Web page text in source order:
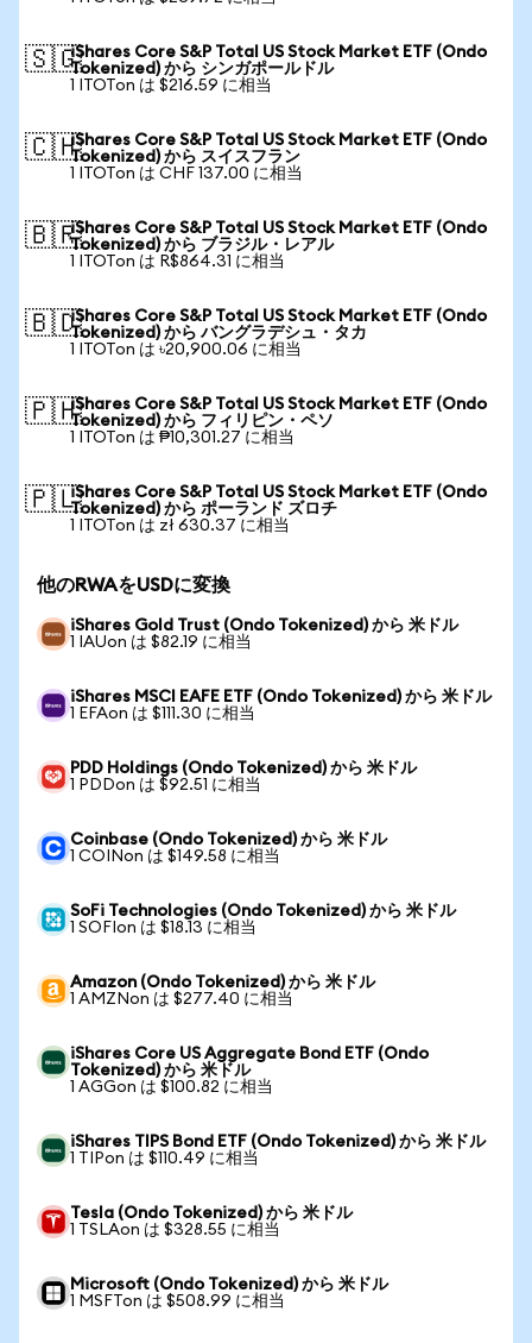
🇸🇬iShares Core S&P Total US Stock Market ETF (Ondo
Tokenized) から シンガポールドル
1 ITOTon は $216.59 に相当
🇨🇭iShares Core S&P Total US Stock Market ETF (Ondo
Tokenized) から スイスフラン
1 ITOTon は CHF 137.00 に相当
🇧🇷iShares Core S&P Total US Stock Market ETF (Ondo
Tokenized) から ブラジル・レアル
1 ITOTon は R$864.31 に相当
🇧🇩iShares Core S&P Total US Stock Market ETF (Ondo
Tokenized) から バングラデシュ・タカ
1 ITOTon は ৳20,900.06 に相当
🇵🇭iShares Core S&P Total US Stock Market ETF (Ondo
Tokenized) から フィリピン・ペソ
1 ITOTon は ₱10,301.27 に相当
🇵🇱iShares Core S&P Total US Stock Market ETF (Ondo
Tokenized) から ポーランド ズロチ
1 ITOTon は zł 630.37 に相当
他のRWAをUSDに変換
iShares Gold Trust (Ondo Tokenized) から 米ドル
1 IAUon は $82.19 に相当
iShares MSCI EAFE ETF (Ondo Tokenized) から 米ドル
1 EFAon は $111.30 に相当
PDD Holdings (Ondo Tokenized) から 米ドル
1 PDDon は $92.51 に相当
Coinbase (Ondo Tokenized) から 米ドル
1 COINon は $149.58 に相当
SoFi Technologies (Ondo Tokenized) から 米ドル
1 SOFIon は $18.13 に相当
Amazon (Ondo Tokenized) から 米ドル
1 AMZNon は $277.40 に相当
iShares Core US Aggregate Bond ETF (Ondo
Tokenized) から 米ドル
1 AGGon は $100.82 に相当
iShares TIPS Bond ETF (Ondo Tokenized) から 米ドル
1 TIPon は $110.49 に相当
Tesla (Ondo Tokenized) から 米ドル
1 TSLAon は $328.55 に相当
Microsoft (Ondo Tokenized) から 米ドル
1 MSFTon は $508.99 に相当